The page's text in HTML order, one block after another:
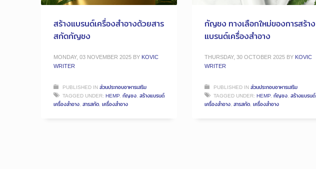
สร้างแบรนด์เครื่องสำอางด้วยสาร
สกัดกัญชง
MONDAY, 03 NOVEMBER 2025 BY KOVIC
WRITER
PUBLISHED INส่วนประกอบอาหารเสริม
TAGGED UNDER: HEMP, กัญชง, สร้างแบรนด์
เครื่องสำอาง, สารสกัด, เครื่องสำอาง
กัญชง ทางเลือกใหม่ของการสร้าง
แบรนด์เครื่องสำอาง
THURSDAY, 30 OCTOBER 2025 BY KOVIC
WRITER
PUBLISHED INส่วนประกอบอาหารเสริม
TAGGED UNDER: HEMP, กัญชง, สร้างแบรนด์
เครื่องสำอาง, สารสกัด, เครื่องสำอาง